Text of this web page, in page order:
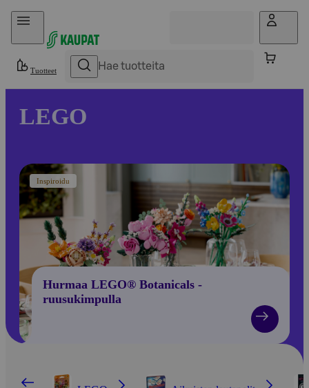
Hyppää sisältöön
Tuotteet
LEGO
Inspiroidu
Hurmaa LEGO® Botanicals -
ruusukimpulla